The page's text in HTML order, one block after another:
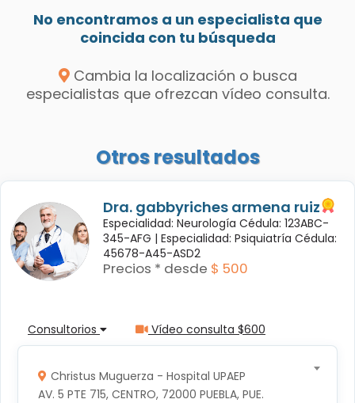
No encontramos a un especialista que
coincida con tu búsqueda
Cambia la localización o busca
especialistas que ofrezcan vídeo consulta.
Otros resultados
Dra. gabbyriches armena ruiz
Especialidad: Neurología Cédula: 123ABC-
345-AFG | Especialidad: Psiquiatría Cédula:
45678-A45-ASD2
Precios * desde $ 500
Consultorios Vídeo consulta $600
Christus Muguerza - Hospital UPAEP
AV. 5 PTE 715, CENTRO, 72000 PUEBLA, PUE.